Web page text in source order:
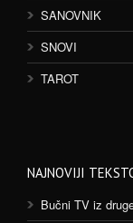
SANOVNIK
SNOVI
TAROT
NAJNOVIJI
Bučni TV iz